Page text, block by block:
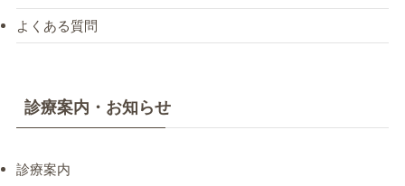
よくある質問
診療案内・お知らせ
診療案内